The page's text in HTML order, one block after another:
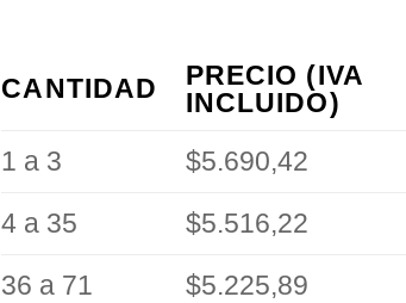
CANTIDAD
PRECIO (IVA
INCLUIDO)
1 a 3
$5.690,42
4 a 35 $5.516,22
36 a 71 $5.225,89